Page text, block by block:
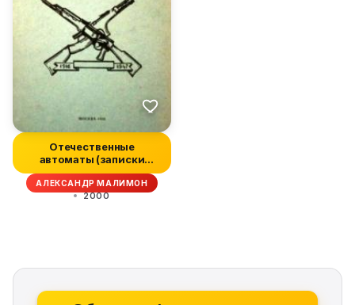
Отечественные
автоматы (записки
испытателя-оружейн...
АЛЕКСАНДР МАЛИМОН
2000